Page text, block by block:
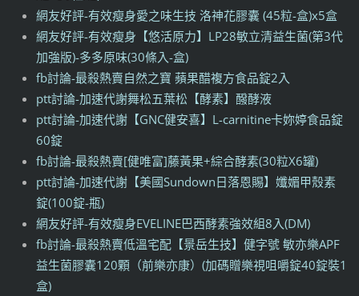
網友好評-有效瘦身愛之味生技 洛神花膠囊 (45粒-盒)x5盒
網友好評-有效瘦身【悠活原力】LP28敏立清益生菌(第3代
加強版)-多多原味(30條入-盒)
fb討論-最殺熱賣自然之寶 蘋果醋複方食品錠2入
ptt討論-加速代謝舞松五葉松【酵素】醱酵液
ptt討論-加速代謝【GNC健安喜】L-carnitine卡妳婷食品錠
60錠
fb討論-最殺熱賣[健唯富]藤黃果+綜合酵素(30粒X6罐)
ptt討論-加速代謝【美國Sundown日落恩賜】孅媚甲殼素
錠(100錠-瓶)
網友好評-有效瘦身EVELINE巴西酵素強效組8入(DM)
fb討論-最殺熱賣低溫宅配【景岳生技】健字號 敏亦樂APF
益生菌膠囊120顆（前樂亦康）(加碼贈樂視咀嚼錠40錠裝1
盒)